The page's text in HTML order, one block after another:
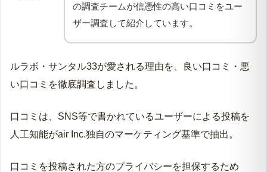
の調査チームが信憑性の高い口コミをユー
ザー調査して紹介しています。
ルラボ・サンタル33が愛される理由を、良い口コミ・悪
い口コミを徹底調査しました。
口コミは、SNS等で書かれているユーザーによる投稿を
人工知能がair Inc.独自のマーケティング基準で抽出。
口コミを投稿された方のプライバシーを担保するため